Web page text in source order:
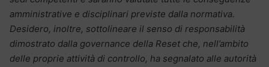
amministrative e disciplinari previste dalla normativa.
Desidero, inoltre, sottolineare il senso di responsabilità
dimostrato dalla governance della Reset che, nell’ambito
delle proprie attività di controllo, ha segnalato alle autorità